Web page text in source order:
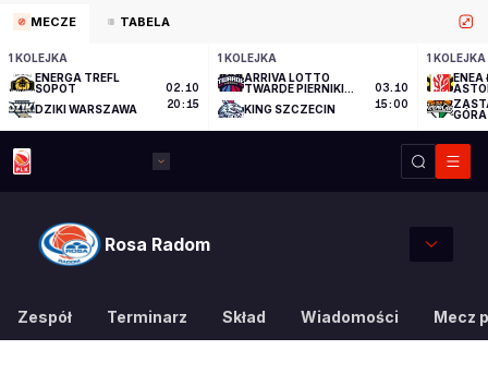
MECZE TABELA
1 KOLEJKA
ENERGA TREFL
SOPOT
DZIKI WARSZAWA
02.10
20:15
1 KOLEJKA
ARRIVA LOTTO
TWARDE PIERNIKI
KING SZCZECIN
03.10
15:00
1 KOLEJKA
ENEA
GÓRA
Rosa Radom
Zespół Terminarz Skład Wiadomości Mecz